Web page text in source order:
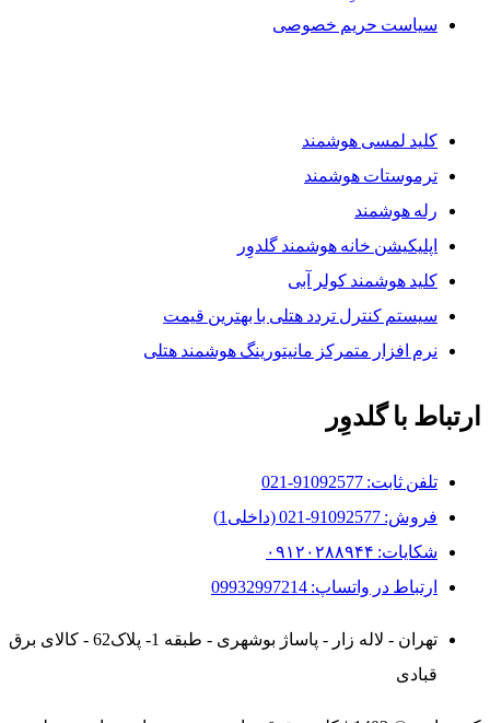
سیاست حریم خصوصی
کلید لمسی هوشمند
ترموستات هوشمند
رله هوشمند
اپلیکیشن خانه هوشمند گلدوِر
کلید هوشمند کولر آبی
سیستم کنترل تردد هتلی با بهترین قیمت
نرم افزار متمرکز مانیتورینگ هوشمند هتلی
ارتباط با گلدوِر
تلفن ثابت: 91092577-021
فروش: 91092577-021 (داخلی1)
شکایات: ۰۹۱۲۰۲۸۸۹۴۴
ارتباط در واتساپ: 09932997214
تهران - لاله زار - پاساژ بوشهری - طبقه 1- پلاک62 - کالای برق
قبادی